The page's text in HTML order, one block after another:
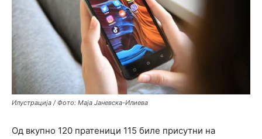
Илустрација / Фото: Маја Јаневска-Илиева
Од вкупно 120 пратеници 115 биле присутни на